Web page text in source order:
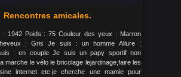
Rencontres amicales.
: 1942 Poids : 75 Couleur des yeux : Marron
: Gris Je suis : un homme Allure :
: en couple Je suis un papy sportif non
marche le vélo le bricolage lejardinage,faire les
internet etc.je cherche une mamie pour